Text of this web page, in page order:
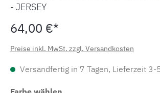
- JERSEY
64,00 €*
Preise inkl. MwSt. zzgl. Versandkosten
Versandfertig in 7 Tagen, Lieferzeit 3-